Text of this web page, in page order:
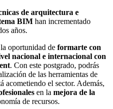
de arquitectura e
BIM han incrementado
años.
oportunidad de formarte con
nacional e internacional con
. Con este postgrado, podrás
de las herramientas de
el sector. Además,
en la mejora de la
de recursos.